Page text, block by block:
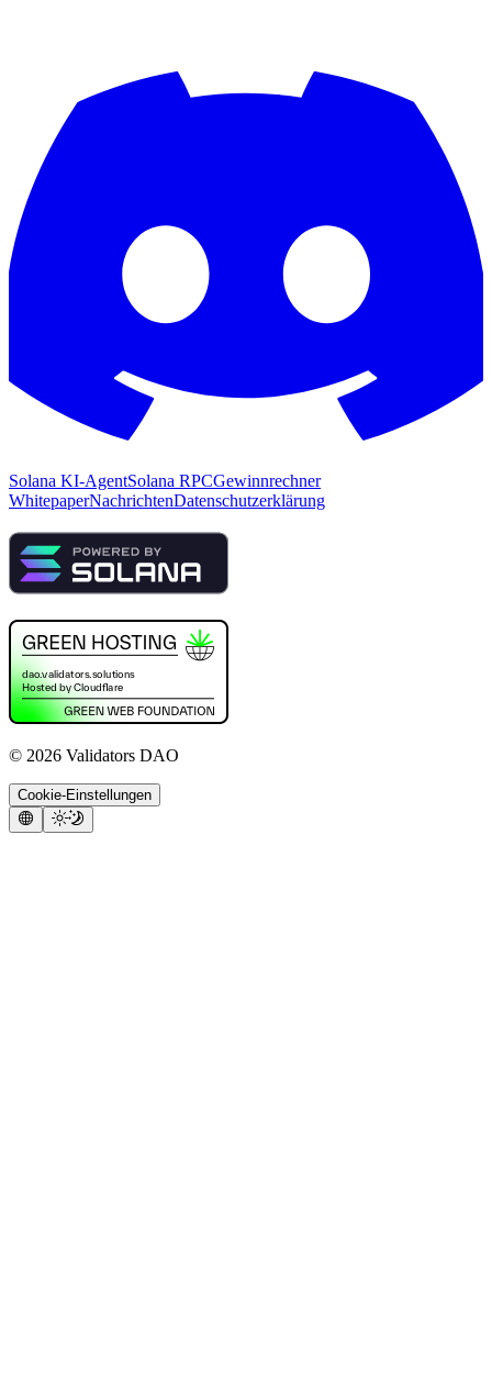
Solana KI-AgentSolana RPCGewinnrechner
WhitepaperNachrichtenDatenschutzerklärung
© 2026 Validators DAO
Cookie-Einstellungen